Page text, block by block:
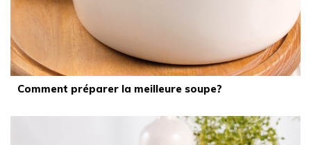
Comment préparer la meilleure soupe?